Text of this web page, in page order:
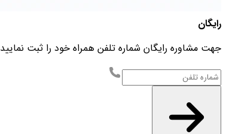
رایگان
جهت مشاوره رایگان شماره تلفن همراه خود را ثبت نمایید